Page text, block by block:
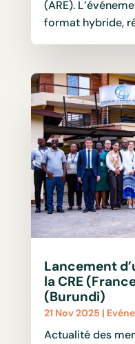
(ARE).
format hybride,
Lancement
la CRE
(Burundi)
21 Nov 2025 |
Actualité des